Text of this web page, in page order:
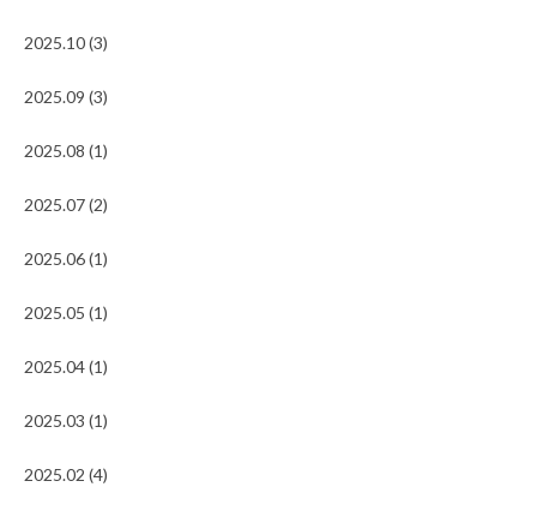
2025.10 (3)
2025.09 (3)
2025.08 (1)
2025.07 (2)
2025.06 (1)
2025.05 (1)
2025.04 (1)
2025.03 (1)
2025.02 (4)